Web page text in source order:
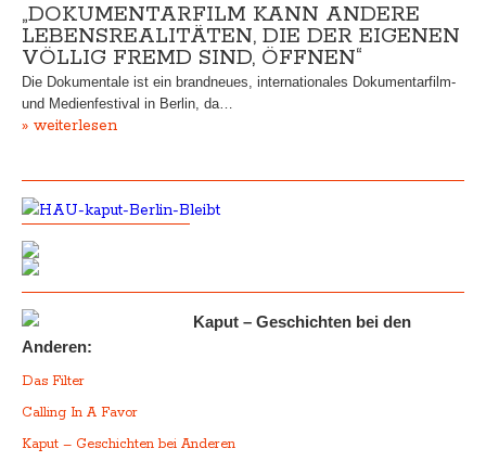
„DOKUMENTARFILM KANN ANDERE
LEBENSREALITÄTEN, DIE DER EIGENEN
VÖLLIG FREMD SIND, ÖFFNEN“
Die Dokumentale ist ein brandneues, internationales Dokumentarfilm-
und Medienfestival in Berlin, da…
» weiterlesen
Kaput – Geschichten bei den
Anderen:
Das Filter
Calling In A Favor
Kaput – Geschichten bei Anderen